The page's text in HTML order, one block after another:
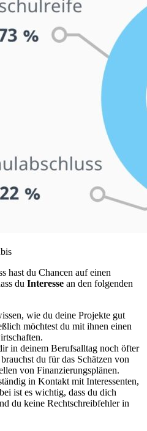
hast du Chancen auf einen
du Interesse an den folgenden
wie du deine Projekte gut
möchtest du mit ihnen einen
in deinem Berufsalltag noch öfter
du für das Schätzen von
von Finanzierungsplänen.
in Kontakt mit Interessenten,
ist es wichtig, dass du dich
du keine Rechtschreibfehler in